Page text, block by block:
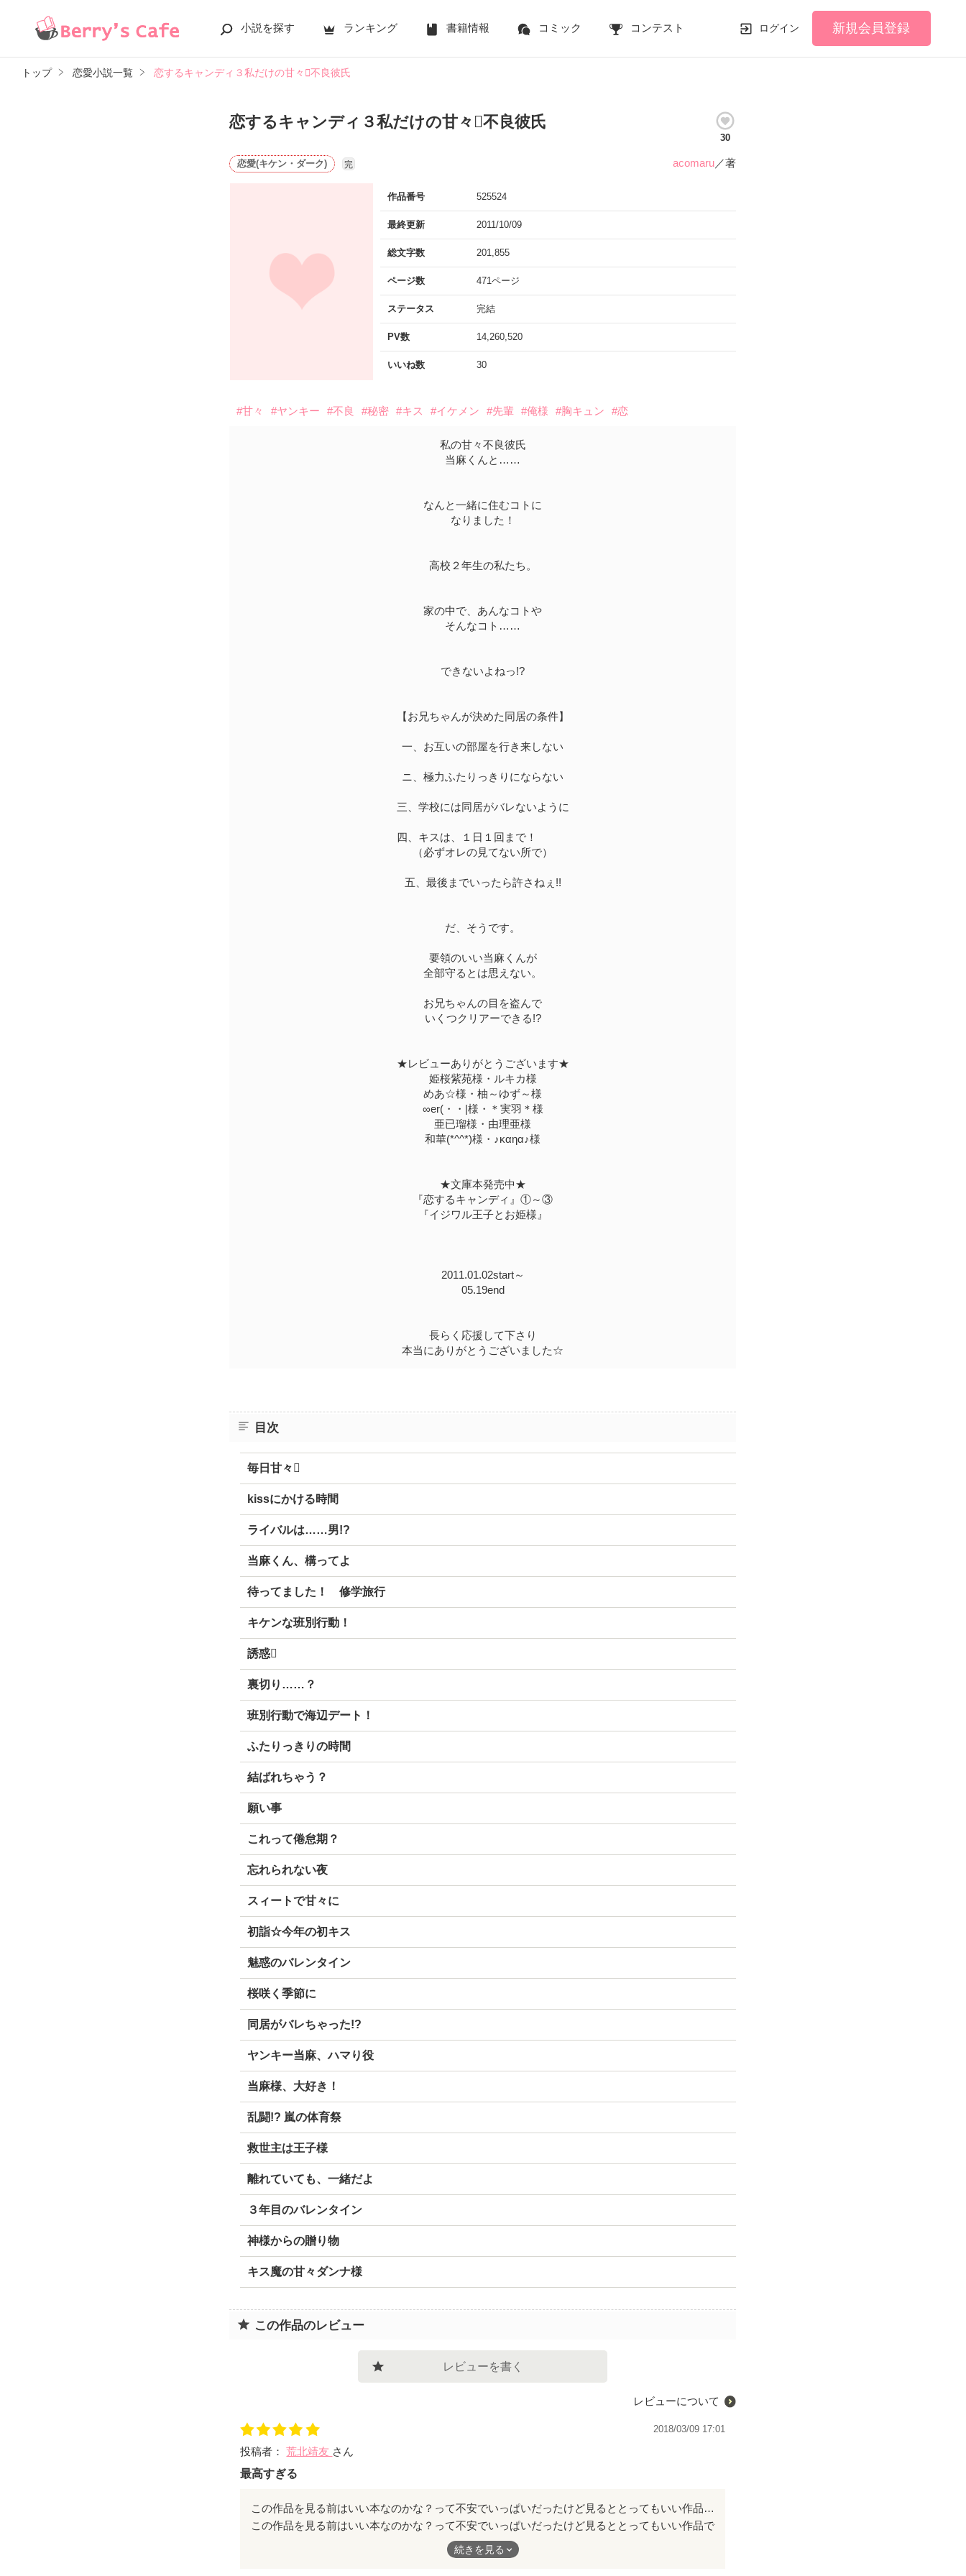
小説を探す ランキング 書籍情報 コミック コンテスト ログイン 新規会員登録
トップ 恋愛小説一覧 恋するキャンディ３私だけの甘々不良彼氏
恋するキャンディ３私だけの甘々不良彼氏
30
恋愛(キケン・ダーク) 完 acomaru／著
作品番号 525524
最終更新 2011/10/09
総文字数 201,855
ページ数 471ページ
ステータス 完結
PV数 14,260,520
いいね数 30
#甘々 #ヤンキー #不良 #秘密 #キス #イケメン #先輩 #俺様 #胸キュン #恋
私の甘々不良彼氏
当麻くんと……
なんと一緒に住むコトに
なりました！
高校２年生の私たち。
家の中で、あんなコトや
そんなコト……
できないよねっ!?
【お兄ちゃんが決めた同居の条件】
一、お互いの部屋を行き来しない
ニ、極力ふたりっきりにならない
三、学校には同居がバレないように
四、キスは、１日１回まで！
（必ずオレの見てない所で）
五、最後までいったら許さねぇ!!
だ、そうです。
要領のいい当麻くんが
全部守るとは思えない。
お兄ちゃんの目を盗んで
いくつクリアーできる!?
★レビューありがとうございます★
姫桜紫苑様・ルキカ様
めあ☆様・柚～ゆず～様
∞er(・・|様・＊実羽＊様
亜已瑠様・由理亜様
和華(*^^*)様・♪καηα♪様
★文庫本発売中★
『恋するキャンディ』①～③
『イジワル王子とお姫様』
2011.01.02start～
05.19end
長らく応援して下さり
本当にありがとうございました☆
目次
毎日甘々
kissにかける時間
ライバルは……男!?
当麻くん、構ってよ
待ってました！ 修学旅行
キケンな班別行動！
誘惑
裏切り……？
班別行動で海辺デート！
ふたりっきりの時間
結ばれちゃう？
願い事
これって倦怠期？
忘れられない夜
スィートで甘々に
初詣☆今年の初キス
魅惑のバレンタイン
桜咲く季節に
同居がバレちゃった!?
ヤンキー当麻、ハマり役
当麻様、大好き！
乱闘!? 嵐の体育祭
救世主は王子様
離れていても、一緒だよ
３年目のバレンタイン
神様からの贈り物
キス魔の甘々ダンナ様
この作品のレビュー
レビューを書く
レビューについて
2018/03/09 17:01
投稿者：荒北靖友 さん
最高すぎる
この作品を見る前はいい本なのかな？って不安でいっぱいだったけど見るととってもいい作品で涙がでました！ 本当にいい作品でした。
この作品を見る前はいい本なのかな？って不安でいっぱいだったけど見るととってもいい作品で
続きを見る